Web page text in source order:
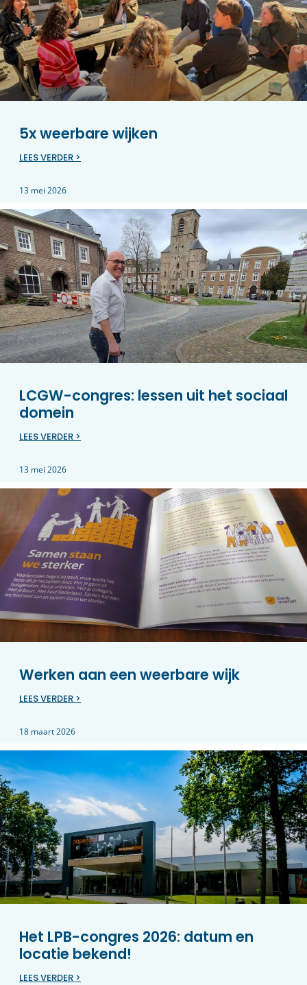
5x weerbare wijken
LEES VERDER >
13 mei 2026
LCGW-congres: lessen uit het sociaal
domein
LEES VERDER >
13 mei 2026
Werken aan een weerbare wijk
LEES VERDER >
18 maart 2026
Het LPB-congres 2026: datum en
locatie bekend!
LEES VERDER >